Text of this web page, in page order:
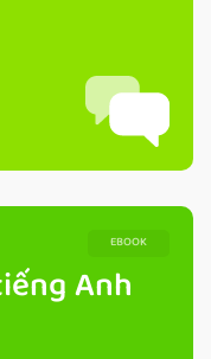
EBOOK
Anh